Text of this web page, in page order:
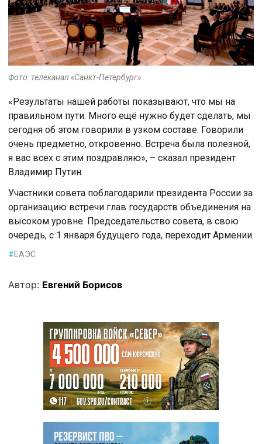
Фото: телеканал «Санкт-Петербург»
«Результаты нашей работы показывают, что мы на
правильном пути. Много ещё нужно будет сделать, мы
сегодня об этом говорили в узком составе. Говорили
очень предметно, откровенно. Встреча была полезной,
я вас всех с этим поздравляю», – сказал президент
Владимир Путин.
Участники совета поблагодарили президента России за
организацию встречи глав государств объединения на
высоком уровне. Председательство совета, в свою
очередь, с 1 января будущего года, переходит Армении.
#ЕАЭС
Автор: Евгений Борисов